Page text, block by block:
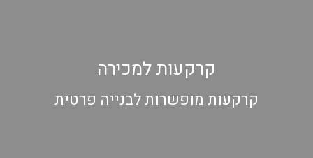
קרקעות למכירה
קרקעות מופשרות לבנייה פרטית